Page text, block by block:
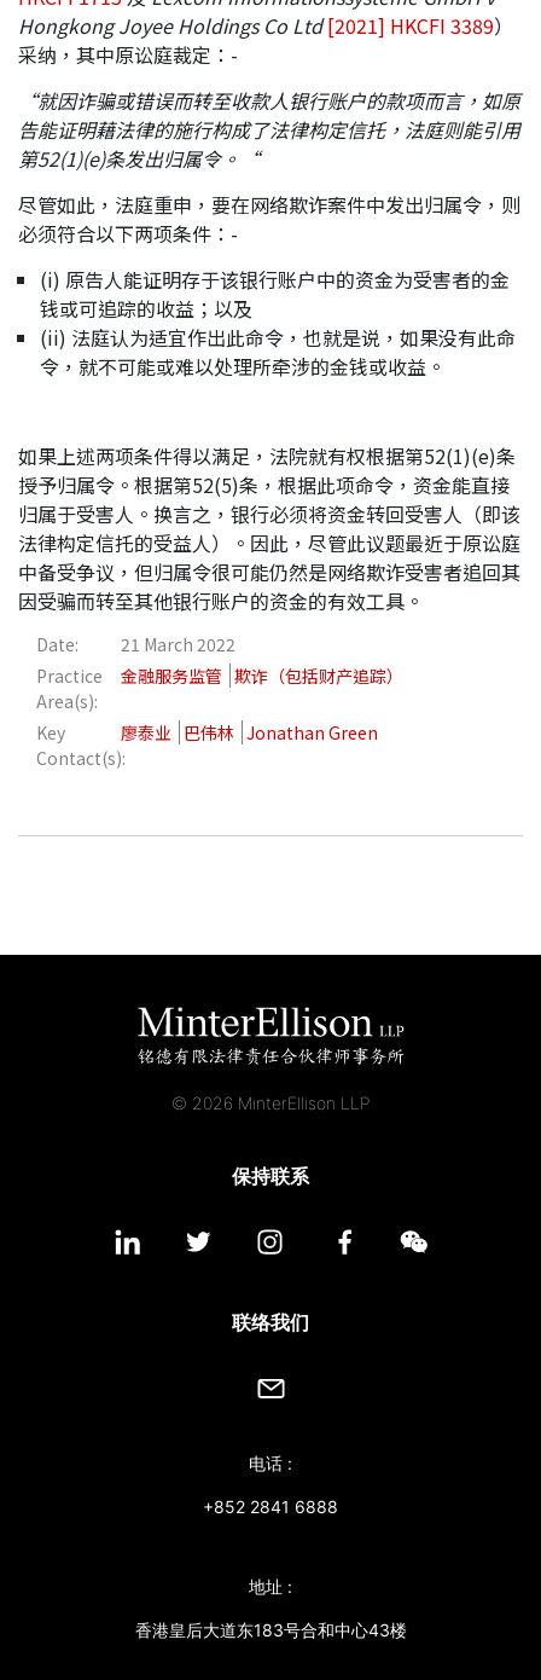
Hongkong Joyee Holdings Co Ltd [2021] HKCFI 3389）
采纳，其中原讼庭裁定：-
“就因诈骗或错误而转至收款人银行账户的款项而言，如原
告能证明藉法律的施行构成了法律构定信托，法庭则能引用
第52(1)(e)条发出归属令。
“
尽管如此，法庭重申，要在网络欺诈案件中发出归属令，则
必须符合以下两项条件：-
(i) 原告人能证明存于该银行账户中的资金为受害者的金
钱或可追踪的收益；以及
(ii) 法庭认为适宜作出此命令，也就是说，如果没有此命
令，就不可能或难以处理所牵涉的金钱或收益。
如果上述两项条件得以满足，法院就有权根据第52(1)(e)条
授予归属令。根据第52(5)条，根据此项命令，资金能直接
归属于受害人。换言之，银行必须将资金转回受害人（即该
法律构定信托的受益人）。因此，尽管此议题最近于原讼庭
中备受争议，但归属令很可能仍然是网络欺诈受害者追回其
因受骗而转至其他银行账户的资金的有效工具。
Date:
21 March 2022
Practice
Area(s):
金融服务监管 欺诈（包括财产追踪）
Key
Contact(s):
廖泰业 巴伟林 Jonathan Green
© 2026 MinterEllison LLP
保持联系
联络我们
电话 :
+852 2841 6888
地址 :
香港皇后大道东183号合和中心43楼